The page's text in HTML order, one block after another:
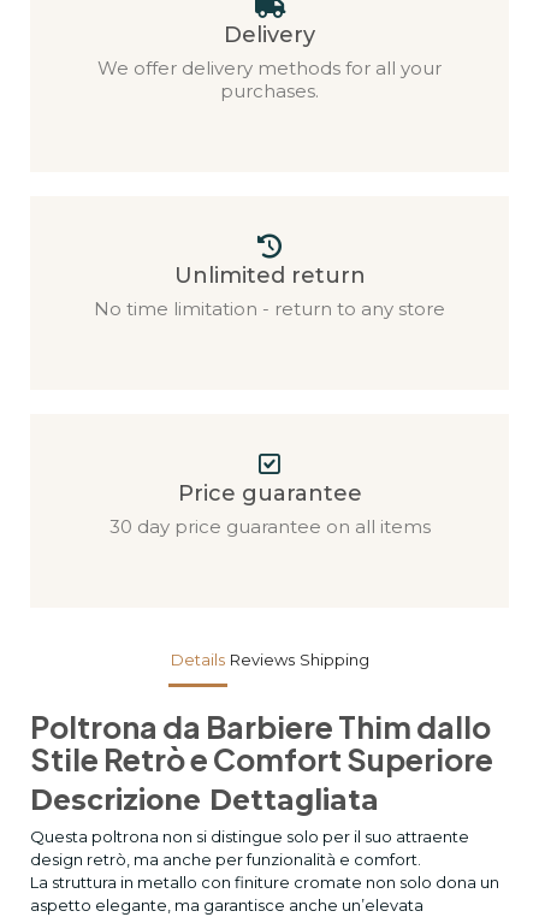
Delivery
We offer delivery methods for all your
purchases.
Unlimited return
No time limitation - return to any store
Price guarantee
30 day price guarantee on all items
Details Reviews Shipping
Poltrona da Barbiere Thim dallo
Stile Retrò e Comfort Superiore
Descrizione Dettagliata
Questa poltrona non si distingue solo per il suo attraente
design retrò, ma anche per funzionalità e comfort.
La struttura in metallo con finiture cromate non solo dona un
aspetto elegante, ma garantisce anche un’elevata